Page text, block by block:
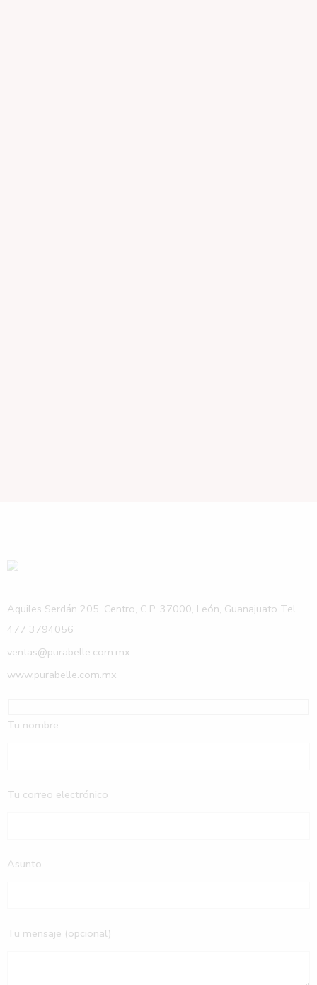
Aquiles Serdán 205, Centro, C.P. 37000, León, Guanajuato Tel.
477 3794056
ventas@purabelle.com.mx
www.purabelle.com.mx
Tu nombre
Tu correo electrónico
Asunto
Tu mensaje (opcional)